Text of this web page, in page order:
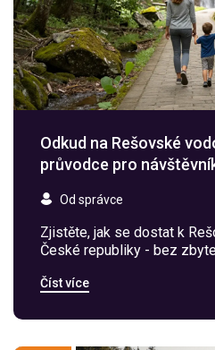
Odkud na Rešovské
průvodce pro
Od správce
Zjistěte, jak se dostat k
České republiky - bez
Vodopády bez vstupenek,
Číst více